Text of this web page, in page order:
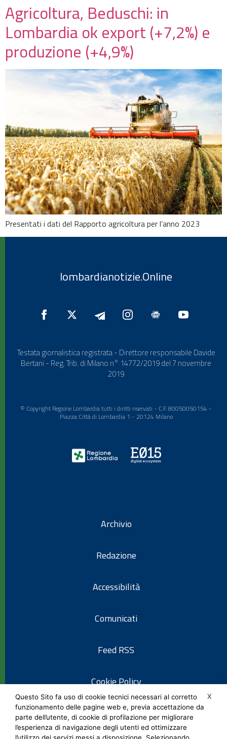
Agricoltura, Beduschi: in
Lombardia ok export (+7,2%) e
produzione (+4,9%)
Presentati i dati del Rapporto agricoltura per l’anno 2023
lombardianotizie.Online
Testata giornalistica registrata - Direttore responsabile Davide
Bertani - Reg. Trib. di Milano n° 14772/2019 del 7 novembre
2019
© Copyright Regione Lombardia tutti i diritti riservati - C.F. 80050050154 -
Piazza Città di Lombardia 1 - 20124 Milano
Archivio
Redazione
Accessibilità
Comunicati
Feed RSS
Cookie Policy
Informativa privacy
X
Questo Sito fa uso di cookie tecnici necessari al corretto
funzionamento delle pagine web e, previa accettazione da
parte dell’utente, di cookie di profilazione per migliorare
l’esperienza di navigazione degli utenti ed ottimizzare
l’utilizzo dei servizi messi a disposizione. Selezionando